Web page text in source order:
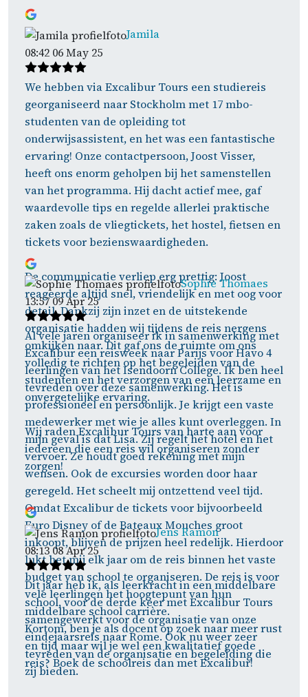
Jamila
08:42 06 May 25
We hebben via Excalibur Tours een studiereis
georganiseerd naar Stockholm met 17 mbo-
studenten van de opleiding tot
onderwijsassistent, en het was een fantastische
ervaring! Onze contactpersoon, Joost Visser,
heeft ons enorm geholpen bij het samenstellen
van het programma. Hij dacht actief mee, gaf
waardevolle tips en regelde allerlei praktische
zaken zoals de vliegtickets, het hostel, fietsen en
tickets voor bezienswaardigheden.
De communicatie verliep erg prettig: Joost
reageerde altijd snel, vriendelijk en met oog voor
detail. Dankzij zijn inzet en de uitstekende
organisatie hadden wij tijdens de reis nergens
omkijken naar. Dit gaf ons de ruimte om ons
volledig te richten op het begeleiden van de
studenten en het verzorgen van een leerzame en
onvergetelijke ervaring.
Wij raden Excalibur Tours van harte aan voor
iedereen die een reis wil organiseren zonder
zorgen!
Sophie Thomaes
13:57 09 Apr 25
Al vele jaren organiseer ik in samenwerking met
Excalibur een reisweek naar Parijs voor Havo 4
leerlingen van het Isendoorn College. Ik ben heel
tevreden over deze samenwerking. Het is
professioneel en persoonlijk. Je krijgt een vaste
medewerker met wie je alles kunt overleggen. In
mijn geval is dat Lisa. Zij regelt het hotel en het
vervoer. Ze houdt goed rekening met mijn
wensen. Ook de excursies worden door haar
geregeld. Het scheelt mij ontzettend veel tijd.
Omdat Excalibur de tickets voor bijvoorbeeld
Euro Disney of de Bateaux Mouches groot
inkoopt, blijven de prijzen heel redelijk. Hierdoor
lukt het mij elk jaar om de reis binnen het vaste
budget van school te organiseren. De reis is voor
vele leerlingen het hoogtepunt van hun
middelbare school carrière.
Kortom, ben je als docent op zoek naar meer rust
en tijd maar wil je wel een kwalitatief goede
reis? Boek de schoolreis dan met Excalibur!
Jens Ramon
08:13 08 Apr 25
Dit jaar heb ik, als leerkracht in een middelbare
school, voor de derde keer met Excalibur Tours
samengewerkt voor de organisatie van onze
eindejaarsreis naar Rome. Ook nu weer zeer
tevreden van de organisatie en begeleiding die
zij bieden.